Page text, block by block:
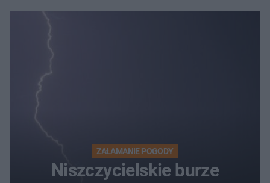
ZAŁAMANIE POGODY
Niszczycielskie burze